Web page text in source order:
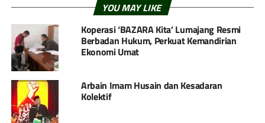
YOU MAY LIKE
Koperasi ‘BAZARA Kita’ Lumajang Resmi
Berbadan Hukum, Perkuat Kemandirian
Ekonomi Umat
Arbain Imam Husain dan Kesadaran
Kolektif